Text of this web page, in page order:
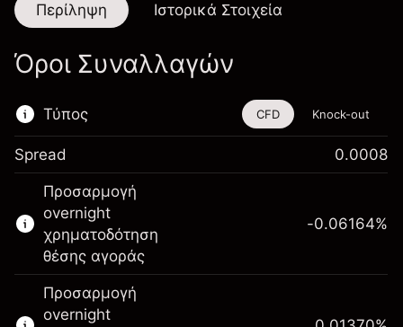
Περίληψη Ιστορικά Στοιχεία
Όροι Συναλλαγών
Τύπος
Αυτό το χρηματοοικονομικό εργαλείο είναι
διαθέσιμο για διαπραγμάτευση μέσω CFDs
και Knock-outs.
Μάθετε περισσότερα σχετικά με:
CFDs
Knock-outs
CFD Knock-out
Spread 0.0008
Προσαρμογή
overnight
χρηματοδότηση
θέσης αγοράς
-0.06164%
Προσαρμογή
overnight